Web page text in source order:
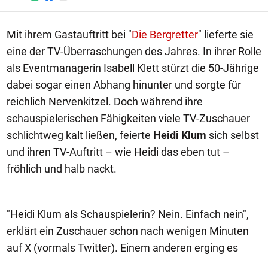
Mit ihrem Gastauftritt bei "Die Bergretter" lieferte sie
eine der TV-Überraschungen des Jahres. In ihrer Rolle
als Eventmanagerin Isabell Klett stürzt die 50-Jährige
dabei sogar einen Abhang hinunter und sorgte für
reichlich Nervenkitzel. Doch während ihre
schauspielerischen Fähigkeiten viele TV-Zuschauer
schlichtweg kalt ließen, feierte Heidi Klum sich selbst
und ihren TV-Auftritt – wie Heidi das eben tut –
fröhlich und halb nackt.
"Heidi Klum als Schauspielerin? Nein. Einfach nein",
erklärt ein Zuschauer schon nach wenigen Minuten
auf X (vormals Twitter). Einem anderen erging es